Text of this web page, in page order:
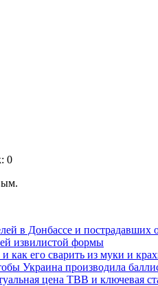
0
в Донбассе и пострадавших
извилистой формы
как его сварить из муки и
Украина производила
цена TBB и ключевая